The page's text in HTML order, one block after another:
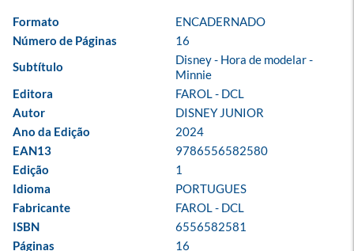
Formato
ENCADERNADO
Número de Páginas
16
Subtítulo
Disney - Hora de modelar -
Minnie
Editora
FAROL - DCL
Autor
DISNEY JUNIOR
Ano da Edição
2024
EAN13
9786556582580
Edição
1
Idioma
PORTUGUES
Fabricante
FAROL - DCL
ISBN
6556582581
Páginas
16